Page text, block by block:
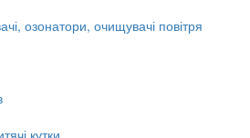
озонатори, очищувачі повітря
кутки